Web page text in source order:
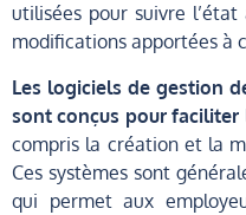
utilisées pour suivre
modifications apportées à
Les logiciels de gestion
sont conçus pour faciliter
compris la création et la
Ces systèmes sont
qui permet aux